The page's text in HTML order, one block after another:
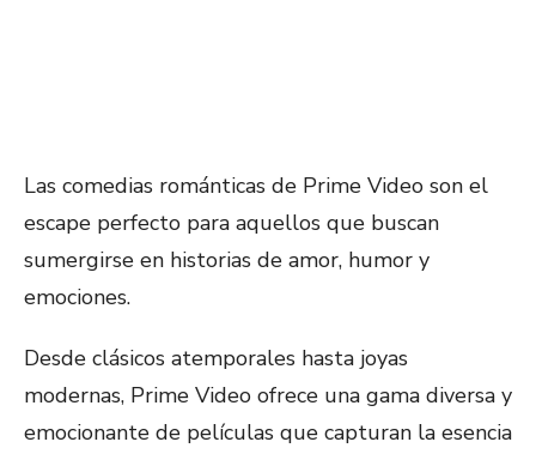
Las comedias románticas de Prime Video son el
escape perfecto para aquellos que buscan
sumergirse en historias de amor, humor y
emociones.
Desde clásicos atemporales hasta joyas
modernas, Prime Video ofrece una gama diversa y
emocionante de películas que capturan la esencia